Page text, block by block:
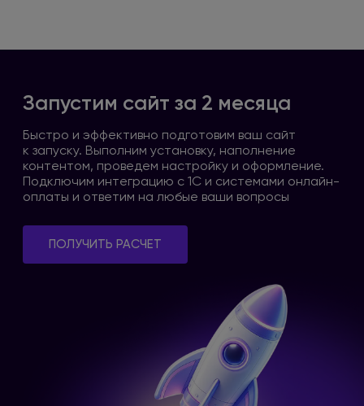
Запустим сайт за 2 месяца
Быстро и эффективно подготовим ваш сайт
к запуску. Выполним установку, наполнение
контентом, проведем настройку и оформление.
Подключим интеграцию с 1С и системами онлайн-
оплаты и ответим на любые ваши вопросы
ПОЛУЧИТЬ РАСЧЕТ